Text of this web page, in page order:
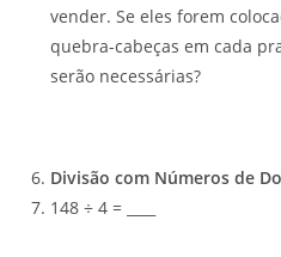
vender. Se eles forem
quebra-cabeças em cada
serão necessárias?
Divisão com Números de
148 ÷ 4 = ____